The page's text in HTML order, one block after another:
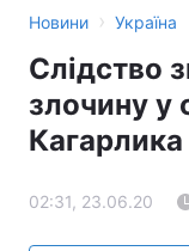
Новини › Україна
Слідство
злочину у
Кагарлика
02:31, 23.06.20